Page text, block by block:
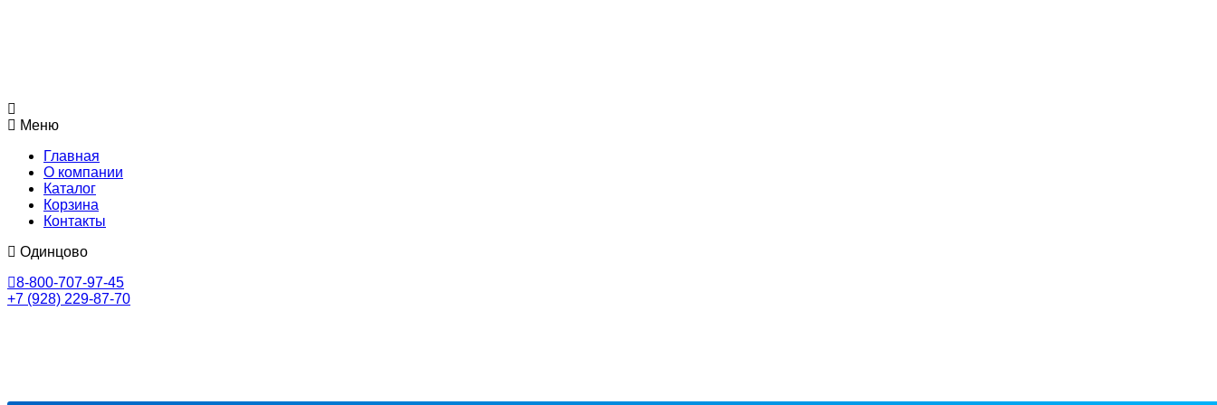
Меню
Главная
О компании
Каталог
Корзина
Контакты
Одинцово
8-800-707-97-45
+7 (928) 229-87-70